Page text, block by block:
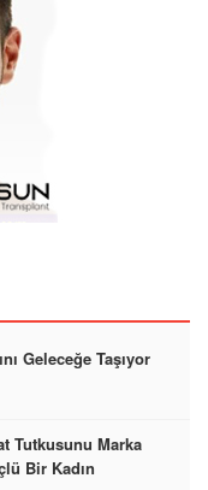
Geleceğe Taşıyor
Tutkusunu Marka
Bir Kadın